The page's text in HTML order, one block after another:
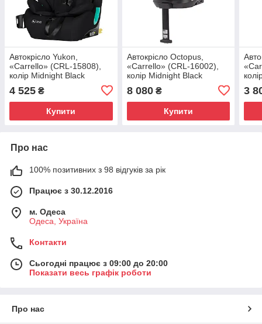
Автокрісло Yukon,
«Carrello» (CRL-15808),
колір Midnight Black
4 525 ₴
Купити
Автокрісло Octopus,
«Carrello» (CRL-16002),
колір Midnight Black
8 080₴
Купити
3
Про нас
100% позитивних з 98 відгуків за рік
Працює з 30.12.2016
м. Одеса
Одеса, Україна
Контакти
Сьогодні працює з 09:00 до 20:00
Показати весь графік роботи
Про нас